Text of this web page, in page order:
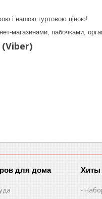
і нашою гуртовою ціною!
магазинами, пабочками,
для дома Хиты